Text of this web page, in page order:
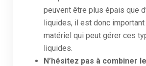
peuvent être plus épais que
liquides, il est donc
matériel qui peut gérer ces
liquides.
N’hésitez pas à combiner